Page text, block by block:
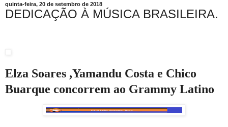
quinta-feira, 20 de setembro de 2018
DEDICAÇÃO À MÚSICA BRASILEIRA.
Elza Soares ,Yamandu Costa e Chico
Buarque concorrem ao Grammy Latino